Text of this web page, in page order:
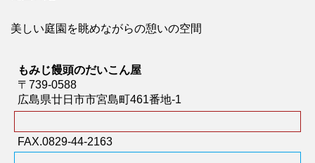
美しい庭園を眺めながらの憩いの空間
もみじ饅頭のだいこん屋
〒739-0588
広島県廿日市市宮島町461番地-1
FAX.0829-44-2163